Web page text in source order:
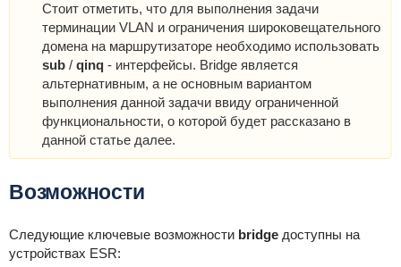
Стоит отметить, что для выполнения задачи
терминации VLAN и ограничения широковещательного
домена на маршрутизаторе необходимо использовать
sub/ qinq- интерфейсы. Bridge является
альтернативным, а не основным вариантом
выполнения данной задачи ввиду ограниченной
функциональности, о которой будет рассказано в
данной статье далее.
Возможности
Следующие ключевые возможностиbridge доступны на
устройствах ESR: